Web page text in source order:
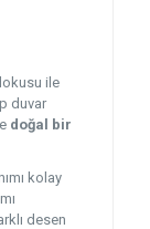
ile
duvar
doğal bir
kolay
desen